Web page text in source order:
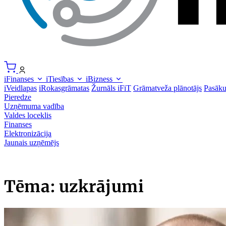
iFinanses iTiesības
iBizness
iVeidlapas iRokasgrāmatas Žurnāls iFiT Grāmatveža plānotājs
Pieredze
Uzņēmuma vadība
Valdes loceklis
Finanses
Elektronizācija
Jaunais uzņēmējs
Tēma: uzkrājumi